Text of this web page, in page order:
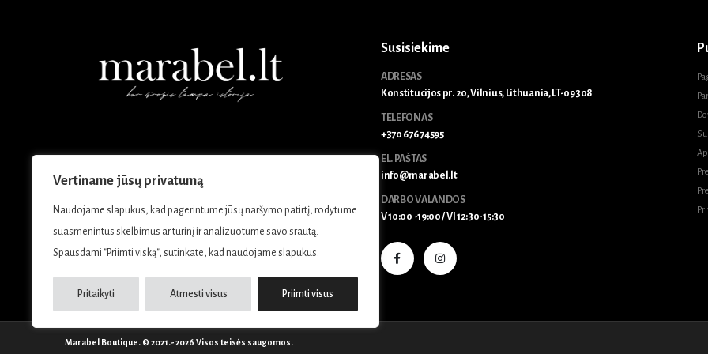
Vertiname jūsų privatumą
Naudojame slapukus, kad pagerintume jūsų naršymo patirtį, rodytume
suasmenintus skelbimus ar turinį ir analizuotume savo srautą.
Spausdami "Priimti viską", sutinkate, kad naudojame slapukus.
Pritaikyti Atmesti visus Priimti visus
Susisiekime
ADRESAS
Konstitucijos pr. 20, Vilnius, Lithuania, LT-09308
TELEFONAS
+370 676 74595
EL. PAŠTAS
info@marabel.lt
DARBO VALANDOS
V 10:00 -19:00 / VI 12:30-15:30
Marabel Boutique. © 2021.- 2026 Visos teisės saugomos.